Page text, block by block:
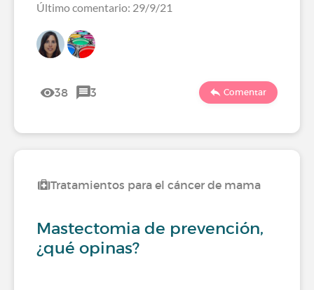
Último comentario: 29/9/21
38 3 Comentar
Tratamientos para el cáncer de mama
Mastectomia de prevención,
¿qué opinas?